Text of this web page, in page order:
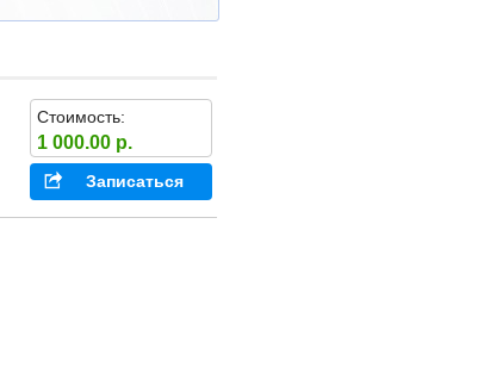
Стоимость:
1 000.00 р.
Записаться